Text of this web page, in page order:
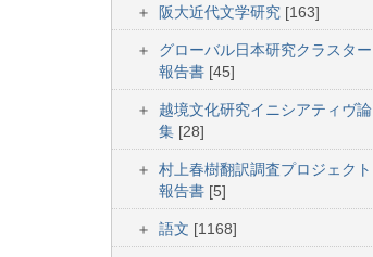
阪大近代文学研究 [163]
グローバル日本研究クラスター
報告書 [45]
越境文化研究イニシアティヴ論
集 [28]
村上春樹翻訳調査プロジェクト
報告書 [5]
語文 [1168]